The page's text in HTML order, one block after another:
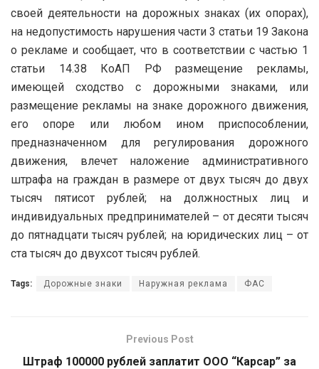
своей деятельности на дорожных знаках (их опорах),
на недопустимость нарушения части 3 статьи 19 Закона
о рекламе и сообщает, что в соответствии с частью 1
статьи 14.38 КоАП РФ размещение рекламы,
имеющей сходство с дорожными знаками, или
размещение рекламы на знаке дорожного движения,
его опоре или любом ином приспособлении,
предназначенном для регулирования дорожного
движения, влечет наложение административного
штрафа на граждан в размере от двух тысяч до двух
тысяч пятисот рублей; на должностных лиц и
индивидуальных предпринимателей – от десяти тысяч
до пятнадцати тысяч рублей; на юридических лиц – от
ста тысяч до двухсот тысяч рублей.
Tags: Дорожные знаки Наружная реклама ФАС
Previous Post
Штраф 100000 рублей заплатит ООО “Карсар” за